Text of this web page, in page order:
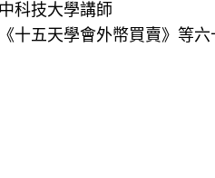
科技大學講師
十五天學會外幣買賣》等